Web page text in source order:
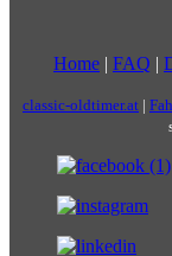
Home | FAQ |
classic-oldtimer.at |